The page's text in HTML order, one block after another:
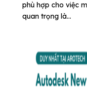
phù hợp cho việc
quan trọng là...